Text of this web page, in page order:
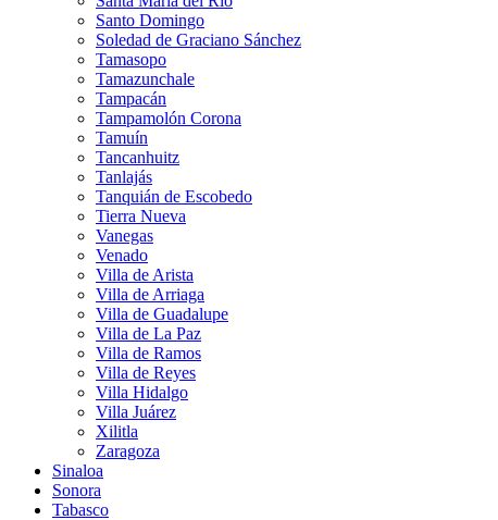
Santo Domingo
Soledad de Graciano Sánchez
Tamasopo
Tamazunchale
Tampacán
Tampamolón Corona
Tamuín
Tancanhuitz
Tanlajás
Tanquián de Escobedo
Tierra Nueva
Vanegas
Venado
Villa de Arista
Villa de Arriaga
Villa de Guadalupe
Villa de La Paz
Villa de Ramos
Villa de Reyes
Villa Hidalgo
Villa Juárez
Xilitla
Zaragoza
Sinaloa
Sonora
Tabasco